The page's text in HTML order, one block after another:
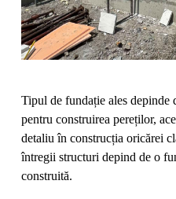
Tipul de fundație ales depinde
pentru construirea pereților,
detaliu în construcția oricărei
întregii structuri depind de o
construită.